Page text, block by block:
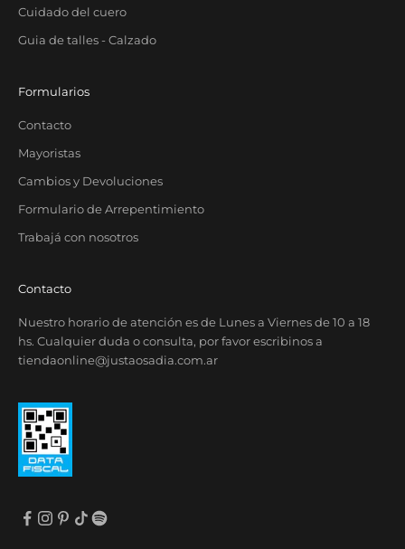
Cuidado del cuero
Guia de talles - Calzado
Formularios
Contacto
Mayoristas
Cambios y Devoluciones
Formulario de Arrepentimiento
Trabajá con nosotros
Contacto
Nuestro horario de atención es de Lunes a Viernes de 10 a 18
hs. Cualquier duda o consulta, por favor escribinos a
tiendaonline@justaosadia.com.ar